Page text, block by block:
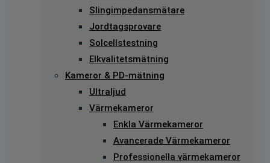
Slingimpedansmätare
Jordtagsprovare
Solcellstestning
Elkvalitetsmätning
Kameror & PD-mätning
Ultraljud
Värmekameror
Enkla Värmekameror
Avancerade Värmekameror
Professionella värmekameror